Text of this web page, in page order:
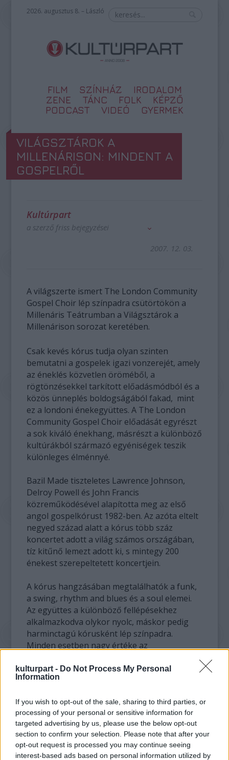
kulturpart - Do Not Process My Personal
Information
If you wish to opt-out of the sale, sharing to third parties, or
processing of your personal or sensitive information for
targeted advertising by us, please use the below opt-out
section to confirm your selection. Please note that after your
opt-out request is processed you may continue seeing
interest-based ads based on personal information utilized by
2026. augusztus 8. – László
FILM SZÍNHÁZ
IRODALOM
ZENE
TÁNC FOLK
KÉPZŐ
PODCAST
VIDEÓ GYERMEK
VILÁGSZTÁROK A
MILLENÁRISON: MINDENT A
GOSPELRŐL
Kultúrpart
a szerző friss bejegyzései
2007. 12. 03.
A világszerte ismert The London Community
Gospel Choir lép színpadra csütörtökön a
Millenáris Teátrumban a Világsztárok a
Millenárison sorozat keretében.
Csak kevés kórus tudja olyan szinten
bemutatni a gospelek igazi vonzerejét, amely
az éneklés közvetlen öröméből, a
rögtönzésekkel tarkított előadásmódból és a
közös ünneplés boldogságából fakad, mint
ez a londoni énekegyüttes. A The London
Community Gospel Choir előadását egyrészt
a sok kiváló énekhang, másrészt a különböző
kultúrákból származó egyéniségek teszik
különleges élménnyé.
Bazil Made tiszteletes Lawrence Johnson,
Delroy Powell és John Francis
közreműködésével alapította meg az első
angol gospelkórust 1982-ben. Az azóta eltelt
negyed század alatt a kórus több száz
koncertet adott a világ számos országában,
tíz kitűnő lemezt adott ki, s mintegy 200
énekest szerepeltetett koncertjein.
A kórus hangzásában megtalálhatók a funk,
a swing, rhythm and blues és a soul elemei.
Az együttes a különböző fellépésekhez
alkalmazkodva olykor nyolc, máskor pedig
harminctagú kórusként lép színpadra.
Minden esetben nagy értéke az
A The London
Gospel Choir
előadásai
láthatók-
hallhatók